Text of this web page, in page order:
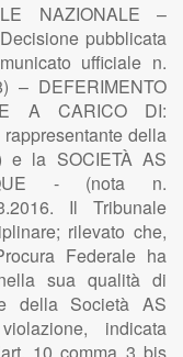
NAZIONALE –
pubblicata
ufficiale n.
– DEFERIMENTO
A CARICO DI:
della
e la SOCIETÀ AS
- (nota n.
Il Tribunale
rilevato che,
Federale ha
sua qualità di
della Società AS
indicata